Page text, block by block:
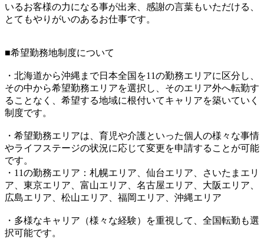
いるお客様の力になる事が出来、感謝の言葉もいただける、
とてもやりがいのあるお仕事です。
■希望勤務地制度について
・北海道から沖縄まで日本全国を11の勤務エリアに区分し、
その中から希望勤務エリアを選択し、そのエリア外へ転勤す
ることなく、希望する地域に根付いてキャリアを築いていく
制度です。
・希望勤務エリアは、育児や介護といった個人の様々な事情
やライフステージの状況に応じて変更を申請することが可能
です。
・11の勤務エリア：札幌エリア、仙台エリア、さいたまエリ
ア、東京エリア、富山エリア、名古屋エリア、大阪エリア、
広島エリア、松山エリア、福岡エリア、沖縄エリア
・多様なキャリア（様々な経験）を重視して、全国転勤も選
択可能です。